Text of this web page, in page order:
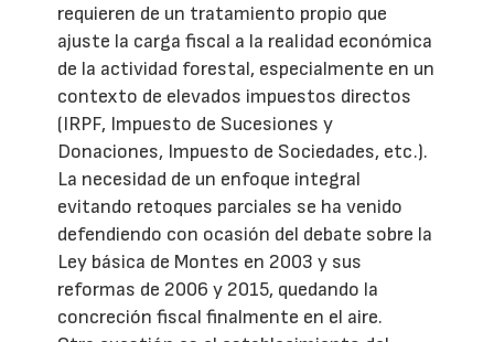
requieren de un tratamiento propio que
ajuste la carga fiscal a la realidad económica
de la actividad forestal, especialmente en un
contexto de elevados impuestos directos
(IRPF, Impuesto de Sucesiones y
Donaciones, Impuesto de Sociedades, etc.).
La necesidad de un enfoque integral
evitando retoques parciales se ha venido
defendiendo con ocasión del debate sobre la
Ley básica de Montes en 2003 y sus
reformas de 2006 y 2015, quedando la
concreción fiscal finalmente en el aire.